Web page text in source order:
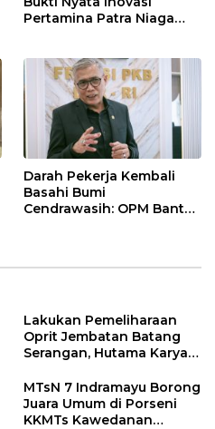
Pertamina Patra Niaga
Darah Pekerja Kembali
Basahi Bumi
Cendrawasih: OPM Bantai
Lakukan Pemeliharaan
Oprit Jembatan Batang
Serangan, Hutama Karya
55 Tol Binjai–Langsa
MTsN 7 Indramayu Borong
Juara Umum di Porseni
KKMTs Kawedanan